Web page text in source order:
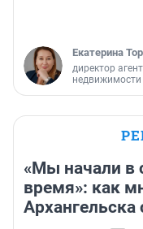
Екатерина
директор
недвижимости
«Мы начали в
время»: как
Архангельска